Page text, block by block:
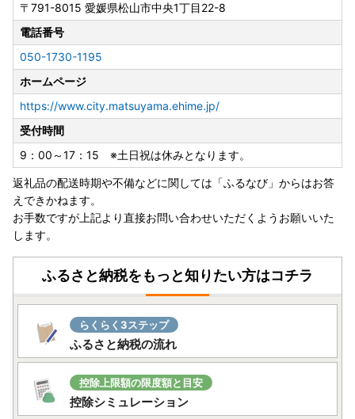
■返礼品と関係書類の発送について■
松山市では、返礼品と受領証明書やワンストップ特例申請書
などの関係書類は、別に発送しております。
お届け時期が前後する場合がございますが何卒ご了承くださ
い。
◆愛媛県松山市では【ふるまど】に対応しております。
https://iam-jpki.jp/lp/iam-furumado/（※外部サイトへ遷
移します）
※住所変更・寄附者情報に誤りがございました場合は、【二
重線と訂正印】にてご対応をお願いいたします。
また、オンライン申請でも変更は可能でございますのでご活
用ください。
〒791-8015 愛媛県松山市中央1丁目22-8
電話番号
050-1730-1195
ホームページ
https://www.city.matsuyama.ehime.jp/
受付時間
9：00～17：15 ※土日祝は休みとなります。
返礼品の配送時期や不備などに関しては「ふるなび」からはお答
えできかねます。
お手数ですが上記より直接お問い合わせいただくようお願いいた
します。
ふるさと納税をもっと知りたい方はコチラ
らくらく3ステップ
ふるさと納税の流れ
控除上限額の限度額と目安
控除シミュレーション